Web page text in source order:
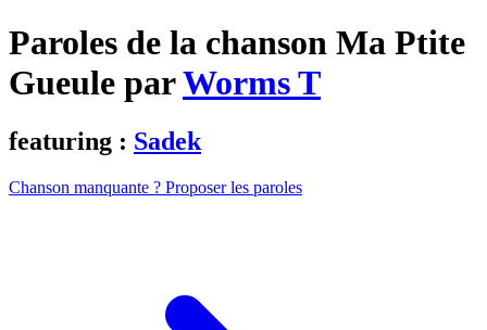
Paroles de la chanson Ma Ptite
Gueule parWorms T
featuring : Sadek
Chanson manquante ? Proposer les paroles